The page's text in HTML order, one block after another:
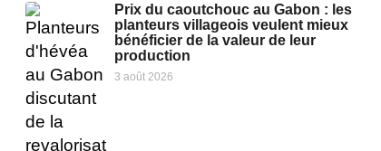
Prix du caoutchouc au Gabon : les
planteurs villageois veulent mieux
bénéficier de la valeur de leur
production
3 août 2026